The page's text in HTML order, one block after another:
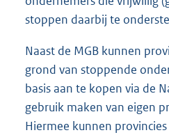
stoppen daarbij te
Naast de MGB kunnen
grond van stoppende
basis aan te kopen via de
gebruik maken van eigen
Hiermee kunnen